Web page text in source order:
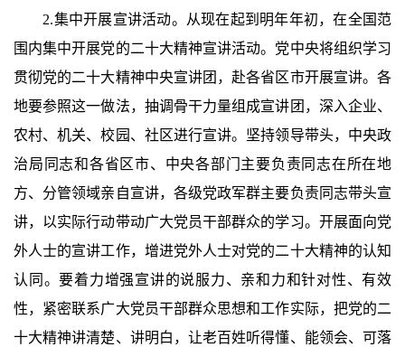
2.集中开展宣讲活动。从现在起到明年年初，在全国范
围内集中开展党的二十大精神宣讲活动。党中央将组织学习
贯彻党的二十大精神中央宣讲团，赴各省区市开展宣讲。各
地要参照这一做法，抽调骨干力量组成宣讲团，深入企业、
农村、机关、校园、社区进行宣讲。坚持领导带头，中央政
治局同志和各省区市、中央各部门主要负责同志在所在地
方、分管领域亲自宣讲，各级党政军群主要负责同志带头宣
讲，以实际行动带动广大党员干部群众的学习。开展面向党
外人士的宣讲工作，增进党外人士对党的二十大精神的认知
认同。要着力增强宣讲的说服力、亲和力和针对性、有效
性，紧密联系广大党员干部群众思想和工作实际，把党的二
十大精神讲清楚、讲明白，让老百姓听得懂、能领会、可落